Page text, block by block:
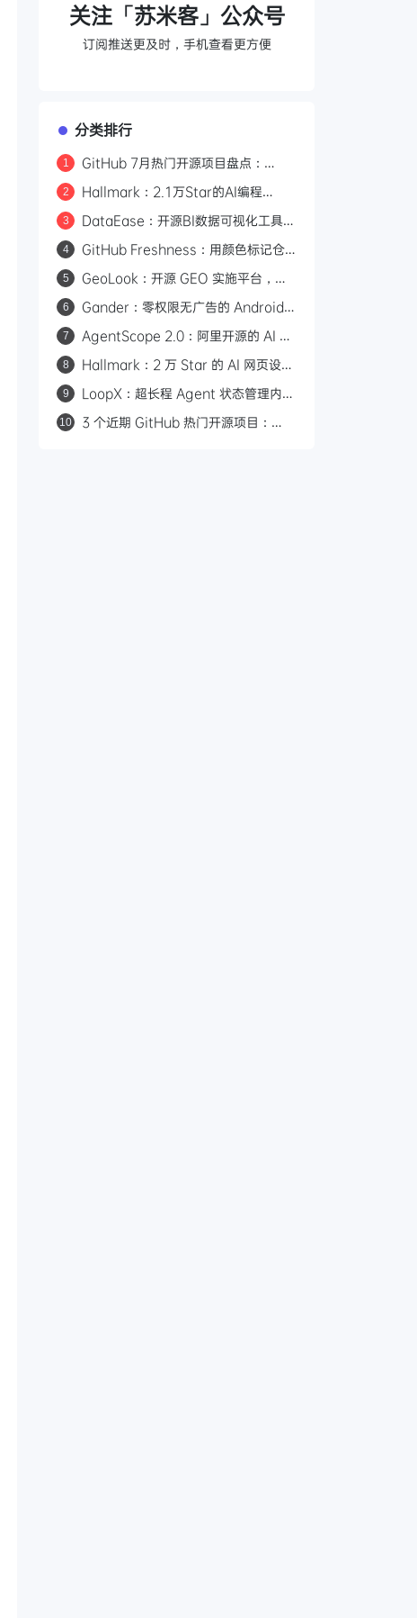
关注「苏米客」公众号
订阅推送更及时，手机查看更方便
分类排行
1
GitHub 7月热门开源项目盘点：
得关注的项目
2
Hallmark：2.1万Star的AI编程
面设计
3
DataEase：开源BI数据可视化工具，
支持多数据源
4
GitHub Freshness：用颜色标记仓
5
GeoLook：开源 GEO 实施平台，打
6
Gander：零权限无广告的 Android
PDF/Office/Markdown
7
AgentScope 2.0：阿里开源的 AI 智
8
Hallmark：2 万 Star 的 AI 网页设计
9
LoopX：超长程 Agent 状态管理内
10
3 个近期 GitHub 热门开源项目：